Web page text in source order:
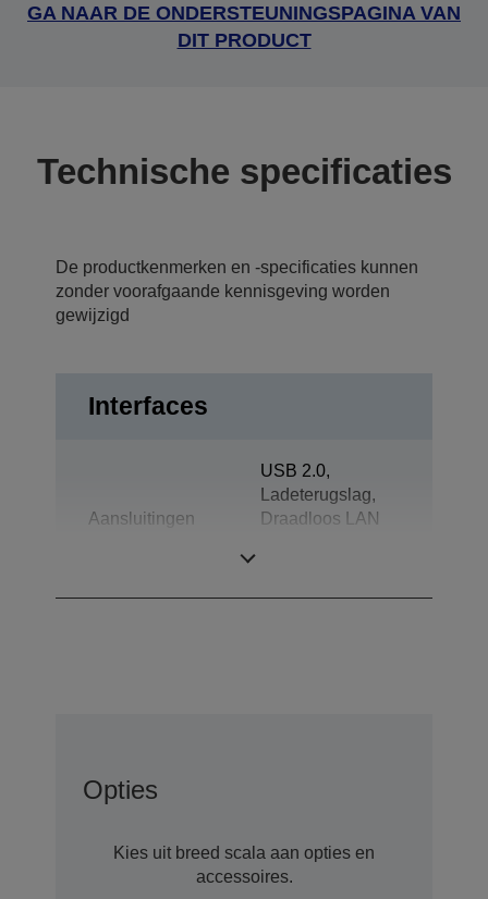
GA NAAR DE ONDERSTEUNINGSPAGINA VAN
DIT PRODUCT
Technische specificaties
De productkenmerken en -specificaties kunnen
zonder voorafgaande kennisgeving worden
gewijzigd
Interfaces
Aansluitingen
USB 2.0,
Ladeterugslag,
Draadloos LAN
Opties
Kies uit breed scala aan opties en
accessoires.